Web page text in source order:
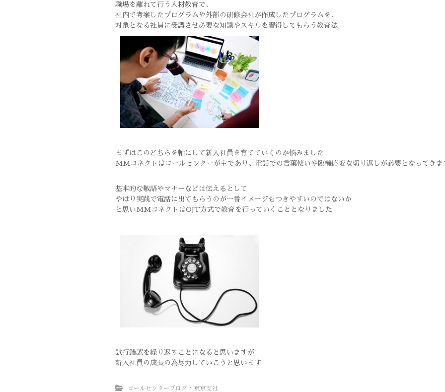
職場を離れて行う人材教育で、
社内で考案したプログラムや外部の研修会社が作成したプログラムを、
対象となる社員に受講させ必要な知識やスキルを習得してもらう教育法
まずはこのどちらを軸にして新入社員を育てていくのか悩みました
MMコネクトはコールセンターが主であり、電話での言葉使いや臨機応変な切り返しが必要となってきま
基本的な敬語やマナーなどは伝えるとして
やはり実践で電話に出てもらうのが一番イメージもつきやすいのではないか
と思いMMコネクトはOJT方式で教育を行っていくこととなりました
試行錯誤を繰り返すことになると思いますが
新入社員の成長の為尽力していこうと思います
コールセンターブログ・ 東京支社